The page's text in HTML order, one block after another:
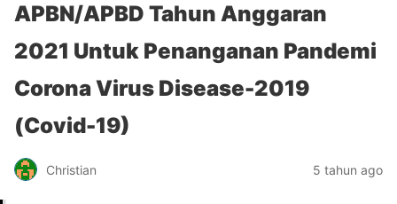
APBN/APBD Tahun Anggaran
2021 Untuk Penanganan Pandemi
Corona Virus Disease-2019
(Covid-19)
Christian 5 tahun ago